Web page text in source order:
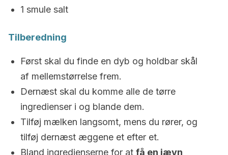
1 smule salt
Tilberedning
Først skal du finde en dyb og holdbar skål
af mellemstørrelse frem.
Dernæst skal du komme alle de tørre
ingredienser i og blande dem.
Tilføj mælken langsomt, mens du rører, og
tilføj dernæst æggene et efter et.
Bland ingredienserne for at få en jævn